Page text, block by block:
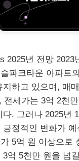
2025년 전망 2023
파크타운 아파트
지하고 있으며, 매
전세가는 3억 2천
. 그러나 2025년
긍정적인 변화가
5억 원 이상으로
3억 5천만 원을 넘